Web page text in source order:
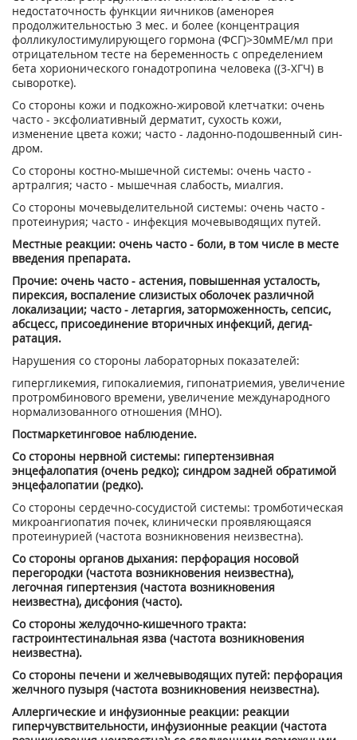
недостаточность функции яич­ников (аменорея
продолжительностью 3 мес. и более (концентрация
фолликулостимули­рующего гормона (ФСГ)>30мМЕ/мл при
от­рицательном тесте на беременность с опре­делением
бета хорионического гонадотропи­на человека ((3-ХГЧ) в
сыворотке).
Со стороны кожи и подкожно-жировой клетчатки: очень
часто - эксфолиативный дерматит, сухость кожи,
изменение цвета кожи; часто - ладонно-подошвенный син­
дром.
Со стороны костно-мышечной системы: очень часто -
артралгия; часто - мышечная слабость, миалгия.
Со стороны мочевыделительной системы: очень часто -
протеинурия; часто - инфекция мочевыводящих путей.
Местные реакции: очень часто - боли, в том числе в месте
введения препарата.
Прочие: очень часто - астения, повышенная усталость,
пирексия, воспаление слизистых оболочек различной
локализации; часто - ле­таргия, заторможенность, сепсис,
абсцесс, присоединение вторичных инфекций, дегид­
ратация.
Нарушения со стороны лабораторных пока­зателей:
гипергликемия, гипокалиемия, гипонатриемия, увеличение
протромбинового времени, увеличение международного
нормализован­ного отношения (МНО).
Постмаркетинговое наблюдение.
Со стороны нервной системы: гипертензив­ная
энцефалопатия (очень редко); синдром задней обратимой
энцефалопатии (редко).
Со стороны сердечно-сосудистой системы: тромботическая
микроангиопатия почек, клинически проявляющаяся
протеинурией (частота возникновения неизвестна).
Со стороны органов дыхания: перфорация носовой
перегородки (частота возникновения неизвестна),
легочная гипертензия (частота возникновения
неизвестна), дисфония (часто).
Со стороны желудочно-кишечного тракта:
гастроинтестинальная язва (частота возник­новения
неизвестна).
Со стороны печени и желчевыводящих пу­тей: перфорация
желчного пузыря (частота возникновения неизвестна).
Аллергические и инфузионные реакции: реак­ции
гиперчувствительности, инфузионные реакции (частота